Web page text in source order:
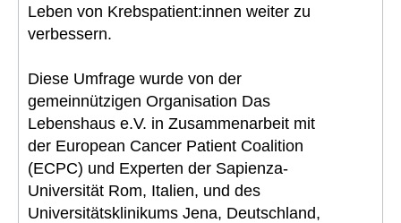
Leben von Krebspatient:innen weiter zu
verbessern.
Diese Umfrage wurde von der
gemeinnützigen Organisation Das
Lebenshaus e.V. in Zusammenarbeit mit
der European Cancer Patient Coalition
(ECPC) und Experten der Sapienza-
Universität Rom, Italien, und des
Universitätsklinikums Jena, Deutschland,